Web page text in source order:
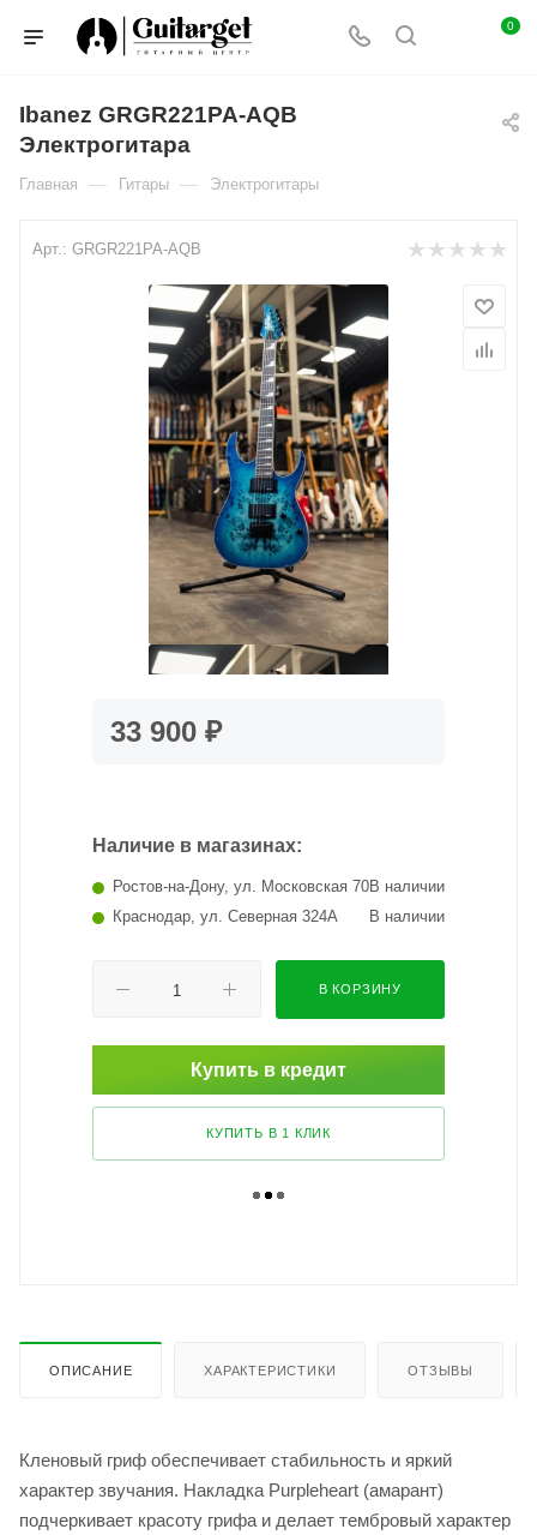
0
Ibanez GRGR221PA-AQB
Электрогитара
Главная — Гитары — Электрогитары
Арт.: GRGR221PA-AQB
33 900 ₽
Наличие в магазинах:
Краснодар, ул. Северная 324А В наличии
Ростов-на-Дону, ул. Московская 70В наличии
В КОРЗИНУ
Купить в кредит
КУПИТЬ В 1 КЛИК
ОПИСАНИЕ ХАРАКТЕРИСТИКИ ОТЗЫВЫ
Кленовый гриф обеспечивает стабильность и яркий
характер звучания. Накладка Purpleheart (амарант)
подчеркивает красоту грифа и делает тембровый характер